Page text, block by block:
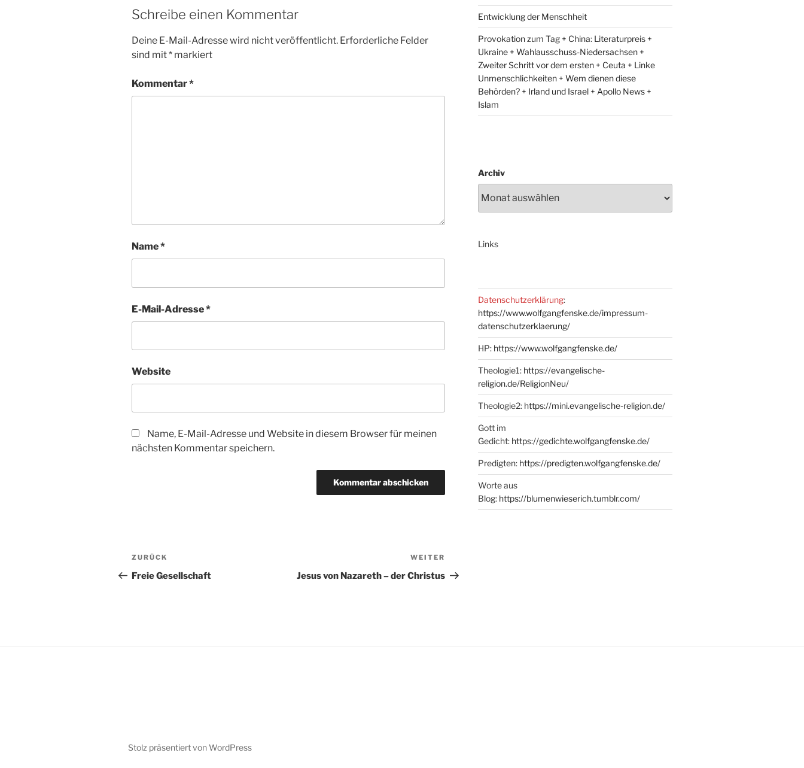
Schreibe einen Kommentar
Deine E-Mail-Adresse wird nicht veröffentlicht. Erforderliche Felder
sind mit* markiert
Kommentar*
Name*
E-Mail-Adresse*
Website
Name, E-Mail-Adresse und Website in diesem Browser für meinen
nächsten Kommentar speichern.
Beitragsnavigation
Vorheriger
Beitrag
ZURÜCK
Freie Gesellschaft
Beitrag
WEITER
Jesus von Nazareth – der Christus
Entwicklung der Menschheit
Provokation zum Tag + China: Literaturpreis +
Ukraine + Wahlausschuss-Niedersachsen +
Zweiter Schritt vor dem ersten + Ceuta + Linke
Unmenschlichkeiten + Wem dienen diese
Behörden? + Irland und Israel + Apollo News +
Islam
Archiv
Links
Datenschutzerklärung:
https://www.wolfgangfenske.de/impressum-
datenschutzerklaerung/
HP: https://www.wolfgangfenske.de/
Theologie1: https://evangelische-
religion.de/ReligionNeu/
Theologie2: https://mini.evangelische-religion.de/
Gott im
Gedicht: https://gedichte.wolfgangfenske.de/
Predigten: https://predigten.wolfgangfenske.de/
Worte aus
Blog: https://blumenwieserich.tumblr.com/
Stolz präsentiert von WordPress